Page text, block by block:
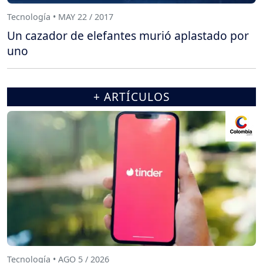
Tecnología • MAY 22 / 2017
Un cazador de elefantes murió aplastado por
uno
+ ARTÍCULOS
Tecnología • AGO 5 / 2026